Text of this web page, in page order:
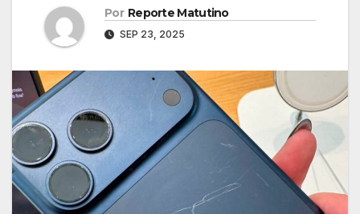
Por Reporte Matutino
SEP 23, 2025